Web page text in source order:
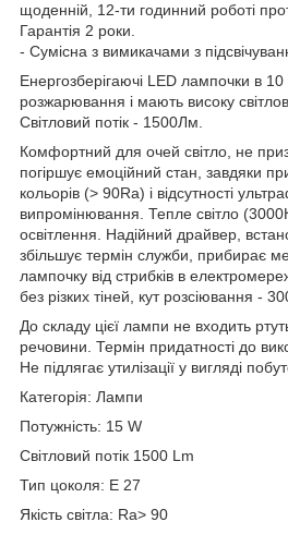
щоденній, 12-ти годинний роботі
Гарантія 2 роки.
- Сумісна з вимикачами з
Енергозберігаючі LED лампочки в
розжарювання і мають високу
Світловий потік - 1500Лм.
Комфортний для очей світло, не
погіршує емоційний стан, завдяки
кольорів (> 90Ra) і відсутності
випромінювання. Тепле світло
освітлення. Надійний драйвер,
збільшує термін служби, прибирає
лампочку від стрибків в
без різких тіней, кут розсіювання -
До складу цієї лампи не входить
речовини. Термін придатності до
Не підлягає утилізації у вигляді
Категорія: Лампи
Потужність: 15 W
Світловий потік 1500 Lm
Тип цоколя: Е 27
Якість світла: Ra> 90